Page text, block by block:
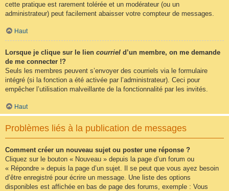
cette pratique est rarement tolérée et un modérateur (ou un
administrateur) peut facilement abaisser votre compteur de messages.
Haut
Lorsque je clique sur le lien courriel d’un membre, on me demande
de me connecter !?
Seuls les membres peuvent s’envoyer des courriels via le formulaire
intégré (si la fonction a été activée par l’administrateur). Ceci pour
empêcher l’utilisation malveillante de la fonctionnalité par les invités.
Haut
Problèmes liés à la publication de messages
Comment créer un nouveau sujet ou poster une réponse ?
Cliquez sur le bouton « Nouveau » depuis la page d’un forum ou
« Répondre » depuis la page d’un sujet. Il se peut que vous ayez besoin
d’être enregistré pour écrire un message. Une liste des options
disponibles est affichée en bas de page des forums, exemple : Vous